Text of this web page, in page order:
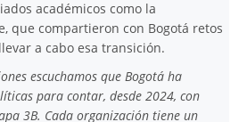
académicos como la
que compartieron con Bogotá retos
a cabo esa transición.
escuchamos que Bogotá ha
para contar, desde 2024, con
3B. Cada organización tiene un